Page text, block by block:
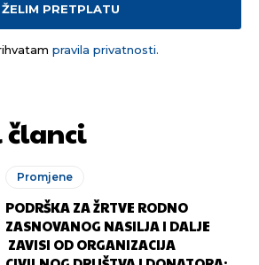
ŽELIM PRETPLATU
pravila privatnosti.
članci
Promjene
PODRŠKA ZA ŽRTVE RODNO
ZASNOVANOG NASILJA I DALJE
ZAVISI OD ORGANIZACIJA